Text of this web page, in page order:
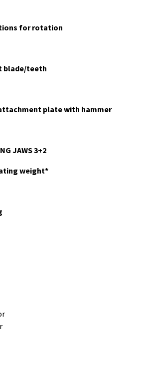
for rotation
blade/teeth
plate with hammer
JAWS 3+2
weight*